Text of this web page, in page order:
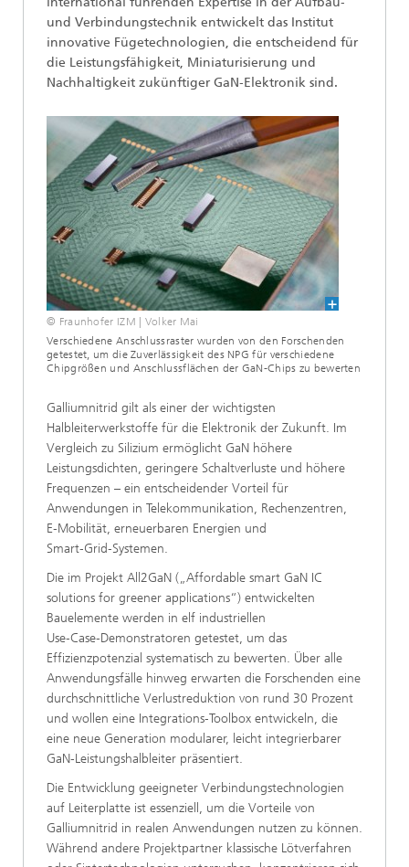
und Verbindungstechnik entwickelt das Institut
innovative Fügetechnologien, die entscheidend für
die Leistungsfähigkeit, Miniaturisierung und
Nachhaltigkeit zukünftiger GaN‑Elektronik sind.
© Fraunhofer IZM | Volker Mai
Verschiedene Anschlussraster wurden von den Forschenden
getestet, um die Zuverlässigkeit des NPG für verschiedene
Chipgrößen und Anschlussflächen der GaN-Chips zu bewerten
Galliumnitrid gilt als einer der wichtigsten
Halbleiterwerkstoffe für die Elektronik der Zukunft. Im
Vergleich zu Silizium ermöglicht GaN höhere
Leistungsdichten, geringere Schaltverluste und höhere
Frequenzen – ein entscheidender Vorteil für
Anwendungen in Telekommunikation, Rechenzentren,
E‑Mobilität, erneuerbaren Energien und
Smart‑Grid‑Systemen.
Die im Projekt All2GaN („Affordable smart GaN IC
solutions for greener applications“) entwickelten
Bauelemente werden in elf industriellen
Use‑Case‑Demonstratoren getestet, um das
Effizienzpotenzial systematisch zu bewerten. Über alle
Anwendungsfälle hinweg erwarten die Forschenden eine
durchschnittliche Verlustreduktion von rund 30 Prozent
und wollen eine Integrations‑Toolbox entwickeln, die
eine neue Generation modularer, leicht integrierbarer
GaN‑Leistungshalbleiter präsentiert.
Die Entwicklung geeigneter Verbindungstechnologien
auf Leiterplatte ist essenziell, um die Vorteile von
Galliumnitrid in realen Anwendungen nutzen zu können.
Während andere Projektpartner klassische Lötverfahren